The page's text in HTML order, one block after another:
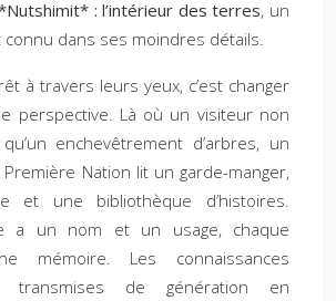
: l’intérieur des terres, un
connu dans ses moindres détails.
à travers leurs yeux, c’est changer
perspective. Là où un visiteur non
enchevêtrement d’arbres, un
Première Nation lit un garde-manger,
et une bibliothèque d’histoires.
a un nom et un usage, chaque
mémoire. Les connaissances
transmises de génération en